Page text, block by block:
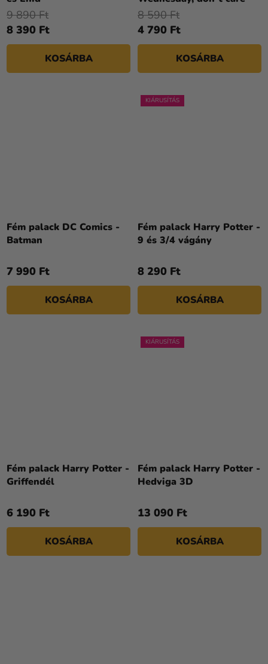
8 390 Ft
9 890 Ft
KOSÁRBA
4 790 Ft
8 590 Ft
KOSÁRBA
Fém palack DC Comics -
Batman
7 990 Ft
KOSÁRBA
KIÁRUSÍTÁS
Fém palack Harry Potter -
9 és 3/4 vágány
8 290 Ft
KOSÁRBA
Fém palack Harry Potter -
Griffendél
6 190 Ft
KOSÁRBA
KIÁRUSÍTÁS
Fém palack Harry Potter -
Hedviga 3D
13 090 Ft
KOSÁRBA